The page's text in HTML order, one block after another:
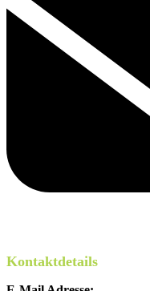
Kontaktdetails